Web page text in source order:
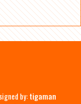
by:tigaman